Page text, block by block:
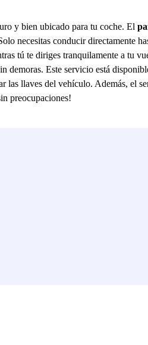
y bien ubicado para tu coche. El
necesitas conducir directamente
tú te diriges tranquilamente a tu
demoras. Este servicio está
las llaves del vehículo. Además, el
preocupaciones!